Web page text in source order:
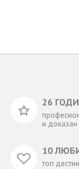
26
и доказан
10
топ